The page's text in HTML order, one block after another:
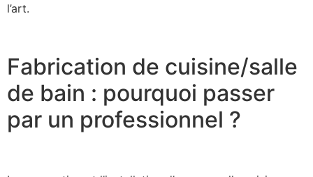
l’art.
Fabrication de cuisine/salle
de bain : pourquoi passer
par un professionnel ?